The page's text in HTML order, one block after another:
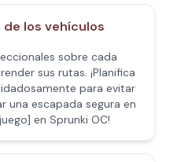
los vehículos
sobre cada
sus rutas. ¡Planifica
para evitar
una escapada segura en
en Sprunki OC!